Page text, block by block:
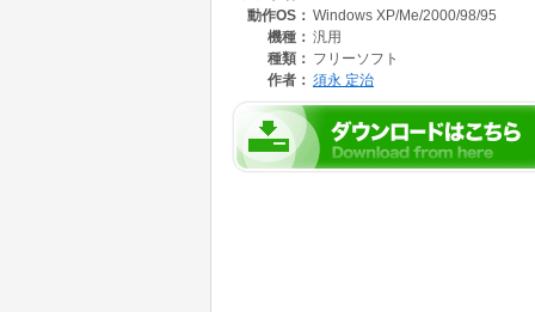
、ビブラートなどの効果を加えることができ
動作OS： Windows XP/Me/2000/98/95
機種： 汎用
種類： フリーソフト
作者： 須永 定治